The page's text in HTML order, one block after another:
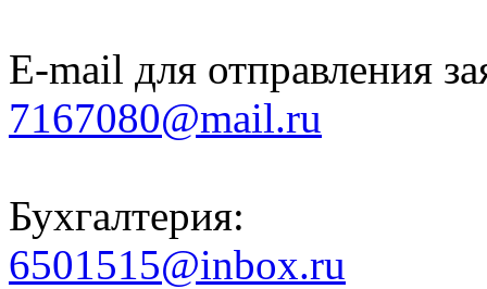
E-mail для отправления
7167080@mail.ru
Бухгалтерия:
6501515@inbox.ru